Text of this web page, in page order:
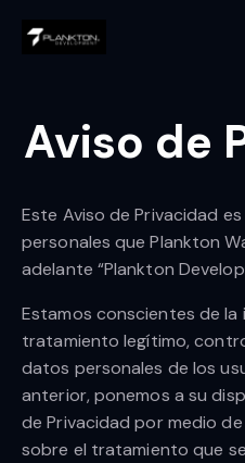
Aviso de
Este Aviso de Privacidad
personales que Plankton
adelante “Plankton
Estamos conscientes de
tratamiento legítimo,
datos personales de los
anterior, ponemos a su
de Privacidad por medio
sobre el tratamiento que